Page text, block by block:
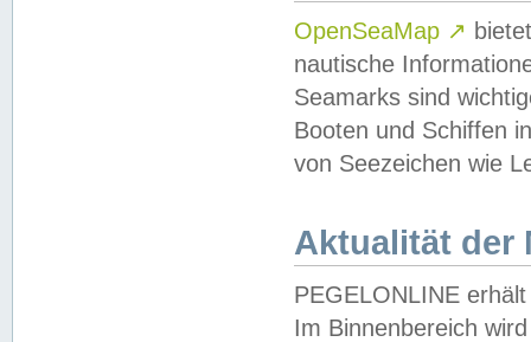
OpenSeaMap ↗
nautische
Seamarks sind
Booten und Schiffen
von Seezeichen wie
Aktualität der
PEGELONLINE
Im Binnenbereich